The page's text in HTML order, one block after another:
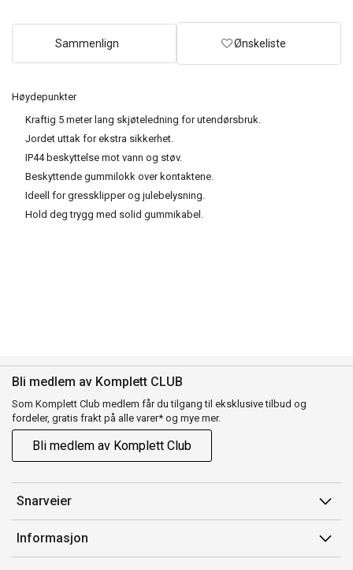
Høydepunkter
Kraftig 5 meter lang skjøteledning for utendørsbruk.
Jordet uttak for ekstra sikkerhet.
IP44 beskyttelse mot vann og støv.
Beskyttende gummilokk over kontaktene.
Ideell for gressklipper og julebelysning.
Hold deg trygg med solid gummikabel.
Sammenlign Ønskeliste
Bli medlem av Komplett CLUB
Som Komplett Club medlem får du tilgang til eksklusive tilbud og
fordeler, gratis frakt på alle varer* og mye mer.
Bli medlem av Komplett Club
Snarveier
Min side
Ordreoversikt
Informasjon